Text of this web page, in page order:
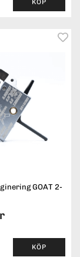
GOAT 2-
KÖP